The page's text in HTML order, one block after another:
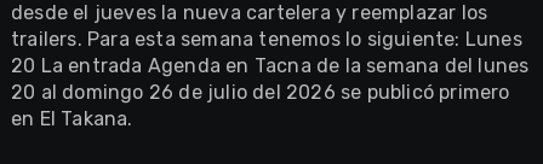
desde el jueves la nueva cartelera y reemplazar los
trailers. Para esta semana tenemos lo siguiente: Lunes
20 La entrada Agenda en Tacna de la semana del lunes
20 al domingo 26 de julio del 2026 se publicó primero
en El Takana.